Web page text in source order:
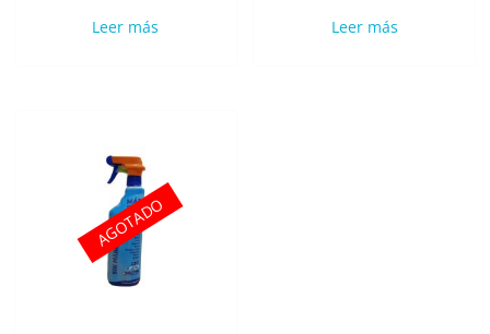
Leer más Leer más
AGOTADO